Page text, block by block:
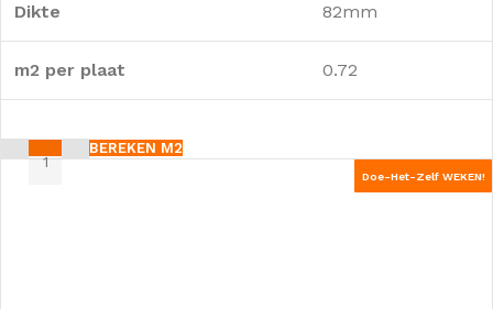
Dikte 82mm
m2 per plaat 0.72
BEREKEN M2
Doe-Het-Zelf WEKEN!